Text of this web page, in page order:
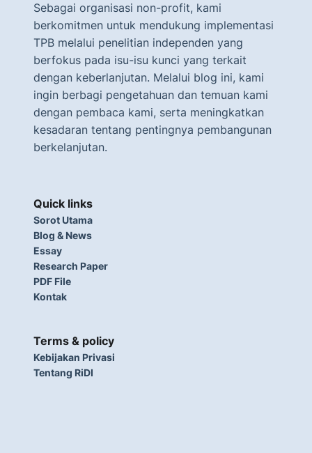
Sebagai organisasi non-profit, kami
berkomitmen untuk mendukung implementasi
TPB melalui penelitian independen yang
berfokus pada isu-isu kunci yang terkait
dengan keberlanjutan. Melalui blog ini, kami
ingin berbagi pengetahuan dan temuan kami
dengan pembaca kami, serta meningkatkan
kesadaran tentang pentingnya pembangunan
berkelanjutan.
Quick links
Sorot Utama
Blog & News
Essay
Research Paper
PDF File
Kontak
Terms & policy
Kebijakan Privasi
Tentang RiDI